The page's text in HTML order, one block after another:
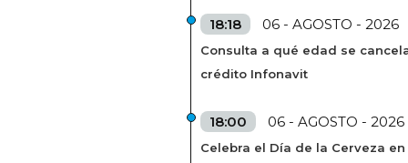
18:18 06 - AGOSTO - 2026
Consulta a qué edad se
crédito Infonavit
18:00 06 - AGOSTO - 2026
Celebra el Día de la Cerveza en